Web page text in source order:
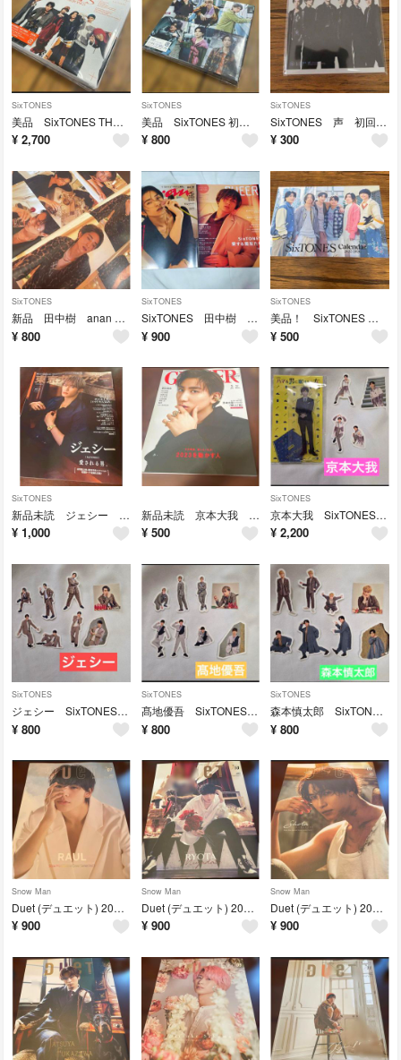
SixTONES
美品 SixTONES THE VIBES CD Blu-ray ブルーレイ
¥ 2,700
SixTONES
美品 SixTONES 初回盤A こっから CD DVD
¥ 800
SixTONES
SixTONES 声 初回盤A 購入者特典 「声」を伝える吹き出し型メモパッド
¥ 300
SixTONES
新品 田中樹 anan アンアン 2023年2月15日号
¥ 800
SixTONES
SixTONES 田中樹 an・an アンアン No.2335 CHEER
¥ 900
SixTONES
美品！ SixTONES ストカレ 2025-2026
¥ 500
SixTONES
新品未読 ジェシー SixTONES 東京カレンダー 雑誌
¥ 1,000
新品未読 京本大我 GINGER (ジンジャー) 2023年 03月号 [雑誌]
¥ 500
SixTONES
京本大我 SixTONES アクスタ ステッカー シール
¥ 2,200
SixTONES
ジェシー SixTONES ステッカー シール
¥ 800
SixTONES
髙地優吾 SixTONES ステッカー シール
¥ 800
SixTONES
森本慎太郎 SixTONES ステッカー シール
¥ 800
Snow Man
Duet (デュエット) 2021年 07月号 ラウール SnowMan
¥ 900
Snow Man
Duet (デュエット) 2021年 10月号 [雑誌]宮舘涼太 SnowMan
¥ 900
Snow Man
Duet (デュエット) 2022年 09月号 SnowMan 渡辺翔太
¥ 900